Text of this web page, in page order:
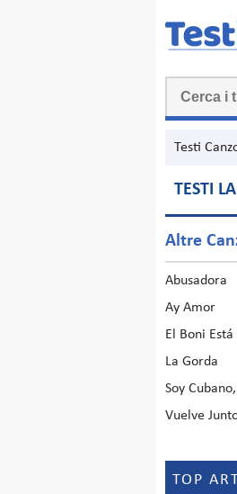
Testi
TESTI
Altre
Abusadora
Ay Amor
El Boni Está
La Gorda
Soy
Vuelve
TOP